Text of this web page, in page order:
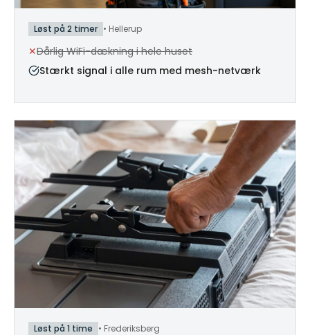
Løst på 2 timer • Hellerup
✕Dårlig WiFi-dækning i hele huset
Stærkt signal i alle rum med mesh-netværk
Løst på 1 time • Frederiksberg